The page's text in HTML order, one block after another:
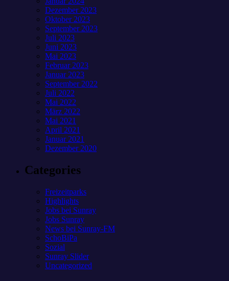
Dezember 2023
Oktober 2023
September 2023
Juli 2023
Juni 2023
Mai 2023
Februar 2023
Januar 2023
September 2022
Juli 2022
Mai 2022
März 2022
Mai 2021
April 2021
Januar 2021
Dezember 2020
Categories
Freizeitparks
Highlights
Jobs bei Sunray
Jobs Sunray
News bei Sunray-FM
SchoBiPa
Sozial
Sunray Slider
Uncategorized